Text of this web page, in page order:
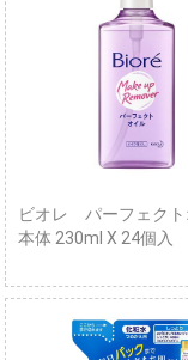
ビオレ パーフェク
本体 230ml X 24個入